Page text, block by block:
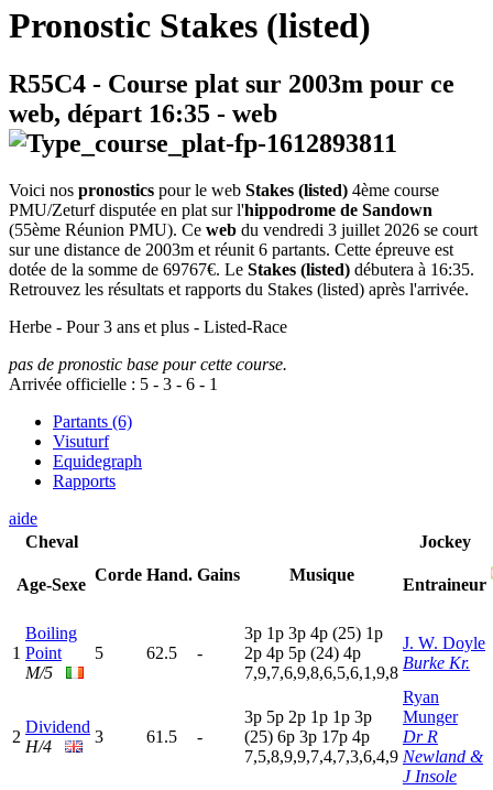
Pronostic Stakes (listed)
R55C4 - Course plat sur 2003m pour ce
web, départ 16:35 - web
Voici nos pronostics pour le web Stakes (listed) 4ème course
PMU/Zeturf disputée en plat sur l'hippodrome de Sandown
(55ème Réunion PMU). Ce web du vendredi 3 juillet 2026 se court
sur une distance de 2003m et réunit 6 partants. Cette épreuve est
dotée de la somme de 69767€. Le Stakes (listed) débutera à 16:35.
Retrouvez les résultats et rapports du Stakes (listed) après l'arrivée.
Herbe - Pour 3 ans et plus - Listed-Race
pas de pronostic base pour cette course.
Arrivée officielle : 5 - 3 - 6 - 1
Partants (6)
Visuturf
Equidegraph
Rapports
aide
Cheval
Age-Sexe
Corde Hand. Gains Musique
Jockey
Entraineur
1
Boiling
Point
M/5
5 62.5 -
3p 1p 3p 4p (25) 1p
2p 4p 5p (24) 4p
7,9,7,6,9,8,6,5,6,1,9,8
J. W. Doyle
Burke Kr.
2
Dividend
H/4
3 61.5 -
3p 5p 2p 1p 1p 3p
(25) 6p 3p 17p 4p
7,5,8,9,9,7,4,7,3,6,4,9
Ryan
Munger
Dr R
Newland &
J Insole